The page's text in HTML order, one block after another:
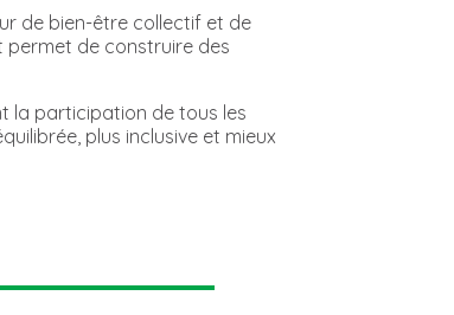
de bien-être collectif et de
permet de construire des
la participation de tous les
plus inclusive et mieux